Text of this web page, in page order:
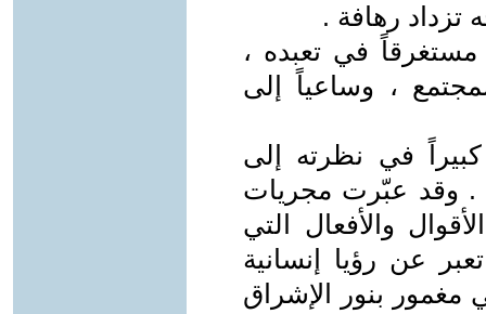
تزداد رهافة .
في تعبده ،
، وساعياً إلى
كبيراً في نظرته إلى
. وقد عبّرت مجريات
والأفعال التي
عن رؤيا إنسانية
مغمور بنور الإشراق